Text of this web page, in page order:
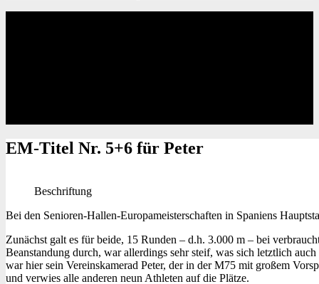
EM-Titel Nr. 5+6 für Peter
Beschriftung
Bei den Senioren-Hallen-Europameisterschaften in Spaniens
Zunächst galt es für beide, 15 Runden – d.h. 3.000 m – bei
Beanstandung durch, war allerdings sehr steif, was sich letztlich
war hier sein Vereinskamerad Peter, der in der M75 mit großem
und verwies alle anderen neun Athleten auf die Plätze.